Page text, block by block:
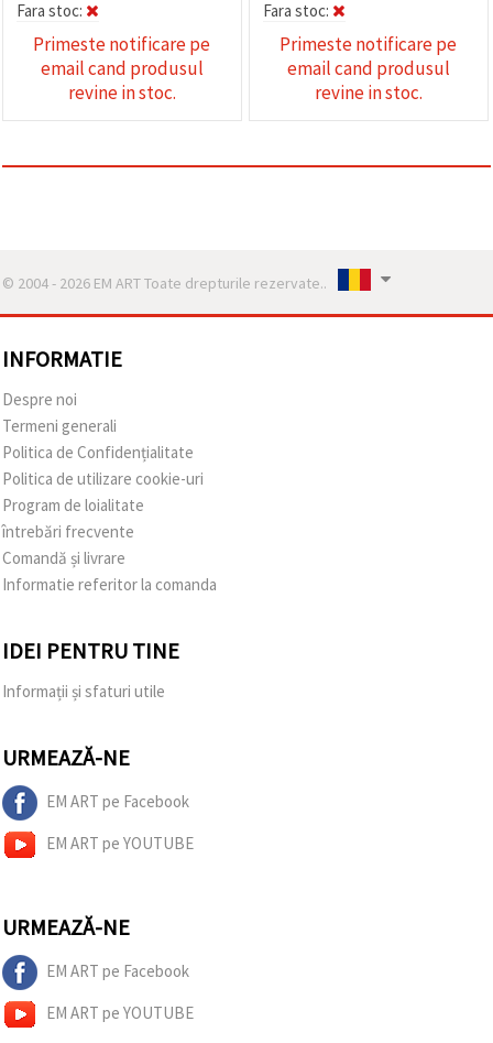
Fara stoc:
Primeste notificare pe
email cand produsul
revine in stoc.
Fara stoc:
Primeste notificare pe
email cand produsul
revine in stoc.
© 2004 - 2026 EM ART Toate drepturile rezervate..
INFORMATIE
Despre noi
Termeni generali
Politica de Confidențialitate
Politica de utilizare cookie-uri
Program de loialitate
întrebări frecvente
Comandă și livrare
Informatie referitor la comanda
IDEI PENTRU TINE
Informații și sfaturi utile
URMEAZĂ-NE
EM ART pe Facebook
EM ART pe YOUTUBE
URMEAZĂ-NE
EM ART pe Facebook
EM ART pe YOUTUBE